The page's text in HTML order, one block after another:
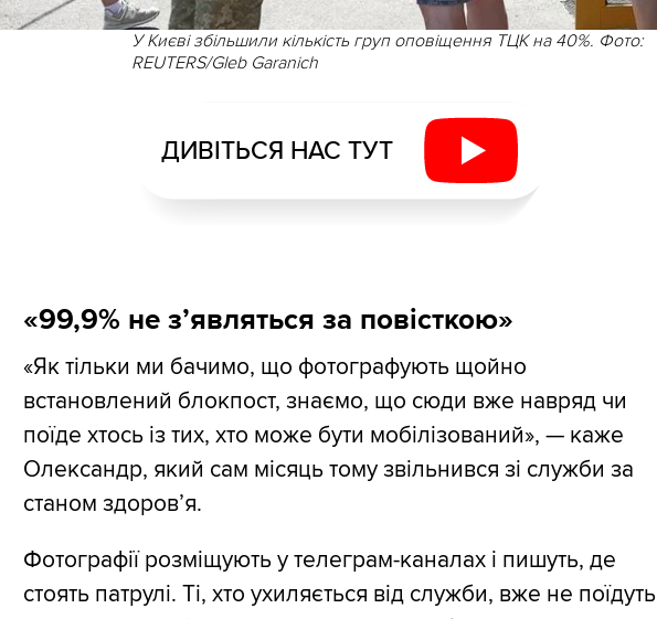
У Києві збільшили кількість груп оповіщення ТЦК на 40%. Фото:
REUTERS/Gleb Garanich
ДИВІТЬСЯ НАС ТУТ
«99,9% не з’являться за повісткою»
«Як тільки ми бачимо, що фотографують щойно
встановлений блокпост, знаємо, що сюди вже навряд чи
поїде хтось із тих, хто може бути мобілізований», — каже
Олександр, який сам місяць тому звільнився зі служби за
станом здоров’я.
Фотографії розміщують у телеграм-каналах і пишуть, де
стоять патрулі. Ті, хто ухиляється від служби, вже не поїдуть